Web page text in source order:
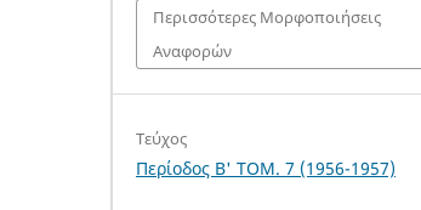
Περισσότερες Μορφοποιήσεις
Αναφορών
Τεύχος
Περίοδος Β' TOM. 7 (1956-1957)